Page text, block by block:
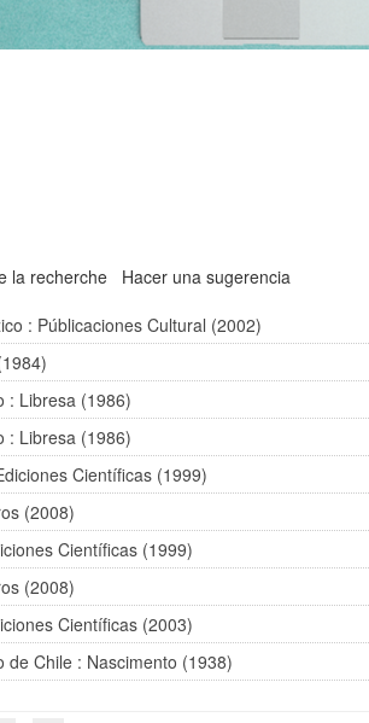
la recherche
Hacer una sugerencia
: Públicaciones Cultural (2002)
: Libresa (1986)
: Libresa (1986)
Científicas (1999)
(2008)
Científicas (1999)
(2008)
Científicas (2003)
de Chile : Nascimento (1938)